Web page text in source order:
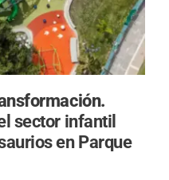
sector infantil
en Parque